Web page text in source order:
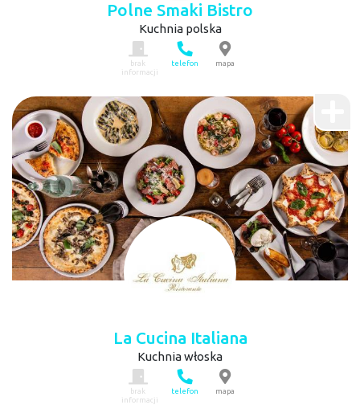
La Cucina Italiana
Kuchnia włoska
brak
informacji
telefon mapa
Polne Smaki Bistro
Kuchnia polska
brak
informacji
telefon mapa